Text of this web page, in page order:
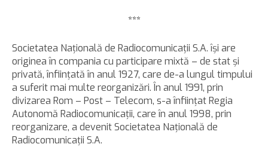
***
Societatea Naţională de Radiocomunicaţii S.A. îşi are
originea în compania cu participare mixtă – de stat şi
privată, înfiinţată în anul 1927, care de-a lungul timpului
a suferit mai multe reorganizări. În anul 1991, prin
divizarea Rom – Post – Telecom, s-a înfiinţat Regia
Autonomă Radiocomunicaţii, care în anul 1998, prin
reorganizare, a devenit Societatea Naţională de
Radiocomunicaţii S.A.